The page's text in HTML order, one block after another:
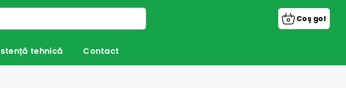
Coş
de
Coş gol
tehnică Contact